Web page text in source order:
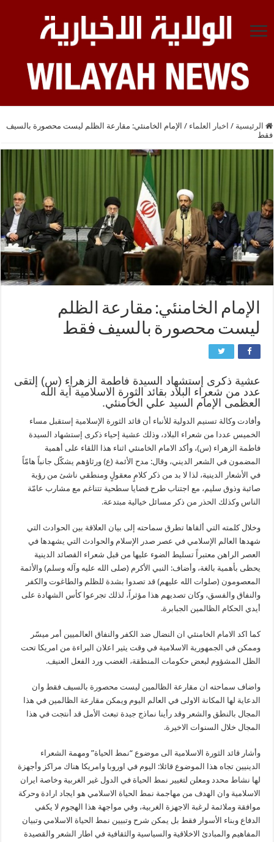
الرئيسية / اخبار العلماء / الإمام الخامنئي: مقارعة الظلم ليست محصورة بالسيف
فقط
الإمام الخامنئي: مقارعة الظلم
ليست محصورة بالسيف فقط
عشية ذكرى إستشهاد السيدة فاطمة الزهراء (س) إلتقى
عدد من شعراء البلاد بقائد الثورة الاسلامية آية الله
العظمى الإمام السيد علي الخامنئي.
وأفادت وكالة تسنيم الدولية للأنباء أن قائد الثورة الإسلامية إستقبل مساء
الخميس عددا من شعراء البلاد، وذلك عشية إحياء ذكرى إستشهاد السيدة
فاطمة الزهراء (س)، وأكد الامام الخامنئي اثناء هذا اللقاء على أهمية
المضمون في الشعر الديني، وقال: مدح الأئمة (ع) ورثاؤهم يشكّل جانباً هامّاً
في الأشعار الدينية، لذا لا بد من ذكر كلامٍ معقولٍ ومنطقي ناشئ من رؤية
صائبة وذوق سليم، مع اجتناب طرح قضايا سطحية تتناغم مع مشارب عامّة
الناس وكذلك الحذر من ذكر مسائل خيالية مبتدعة.
وخلال كلمته التي ألقاها تطرق سماحته إلى بيان العلاقة بين الحوادث التي
شهدها العالم الإسلامي في عصر صدر الإسلام والحوادث التي يشهدها في
العصر الراهن معتبراً تسليط الضوء عليها من قبل شعراء القصائد الدينية
يحظى بأهمية بالغة، وأضاف: النبي الأكرم (صلى الله عليه وآله وسلم) والأئمة
المعصومون (صلوات الله عليهم) قد تصدوا بشدة للظلم والطاغوت والكفر
والنفاق والفسق، وكان تصديهم هذا مؤثراً، لذلك تجرعوا كأس الشهادة على
أيدي الحكام الظالمين الجبابرة.
كما اكد الامام الخامنئي ان النضال ضد الكفر والنفاق العالميين أمر ميسّر
وممكن في الجمهورية الاسلامية في وقت يثير اعلان البراءة من امريكا تحت
الظل المشؤوم لبعض حكومات المنطقة، الغضب ورد الفعل العنيف.
واضاف سماحته ان مقارعة الظالمين ليست محصورة بالسيف فقط وان
الدعاية لها المكانة الاولى في العالم اليوم ويمكن مقارعة الظالمين في هذا
المجال بالنطق والشعر وقد رأينا نماذج جيدة تبعث الأمل قد أنتجت في هذا
المجال خلال السنوات الاخيرة.
وأشار قائد الثورة الاسلامية الى موضوع “نمط الحياة” ومهمة الشعراء
الدينيين تجاه هذا الموضوع قائلا: اليوم في اوروبا وامريكا هناك مراكز وأجهزة
لها نشاط محدد ومعلن لتغيير نمط الحياة في الدول غير الغربية وخاصة ايران
الاسلامية وان الهدف من مهاجمة نمط الحياة الاسلامي هو ايجاد ارادة وحركة
موافقة وملائمة لرغبة الاجهزة الغربية، وفي مواجهة هذا الهجوم لا يكفي
الدفاع وبناء الأسوار فقط بل يمكن شرح وتبيين نمط الحياة الاسلامي وتبيان
المفاهيم والمبادئ الاخلاقية والسياسية والثقافية في اطار الشعر والقصيدة